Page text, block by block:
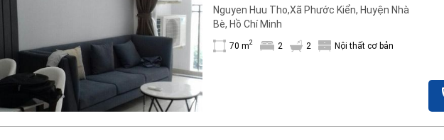
Nguyen Huu Tho,Xã Phước Kiển, Huyện Nhà
Bè, Hồ Chí Minh
70 m2 2 2 Nội thất cơ bản